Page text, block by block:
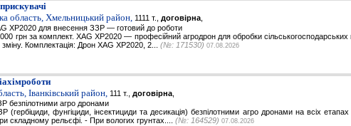
область, Хмельницький район, 1111 т., договірна
XP2020 для внесення ЗЗР — готовий до роботи
000 грн за комплект. XAG XP2020 — професійний агродрон для обробки сільськогосподарських
Комплектація: Дрон XAG XP2020, 2... (№: 171530) 07.08.2026
Іванківський район, 111 т., договірна
безпілотними агро дронами
(гербіциди, фунгіциди, інсектициди та десикація) безпілотними агро дронами на всіх
складному рельєфі. - При вологих грунтах.... (№: 164529) 07.08.2026